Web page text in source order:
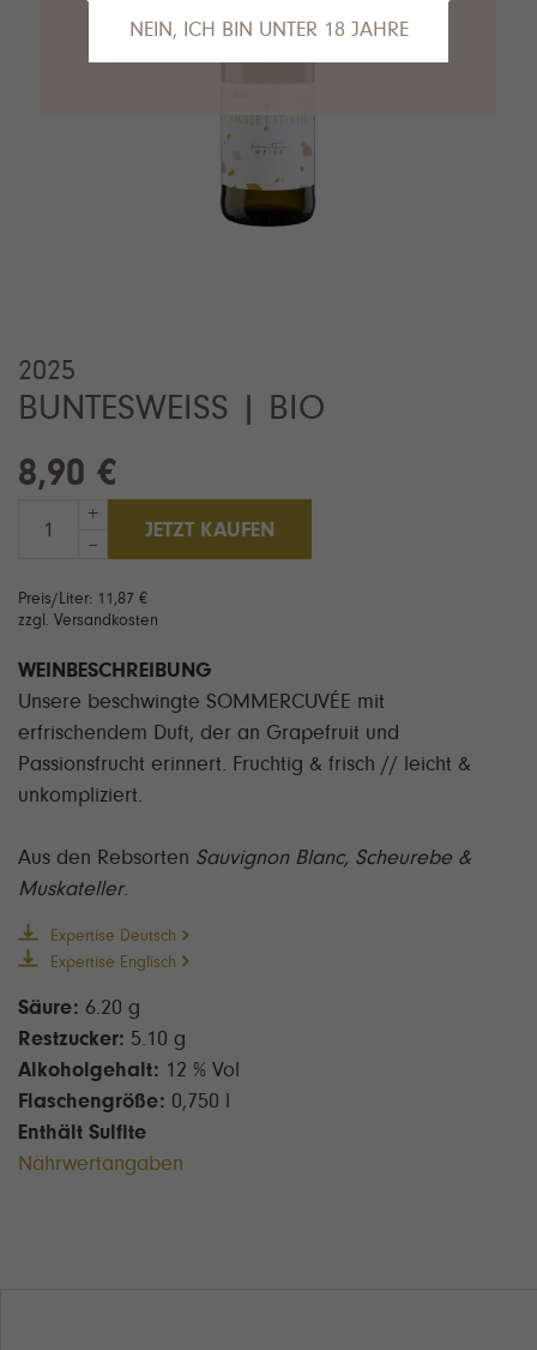
2025
BUNTESWEISS | BIO
8,90 €
+
–
JETZT KAUFEN
Preis/Liter: 11,87 €
zzgl. Versandkosten
WEINBESCHREIBUNG
Unsere beschwingte SOMMERCUVÉE mit
erfrischendem Duft, der an Grapefruit und
Passionsfrucht erinnert. Fruchtig & frisch // leicht &
unkompliziert.
Aus den Rebsorten Sauvignon Blanc, Scheurebe &
Muskateller.
Expertise Deutsch
Expertise Englisch
Säure: 6.20 g
Restzucker: 5.10 g
Alkoholgehalt: 12 % Vol
Flaschengröße: 0,750 l
Enthält Sulfite
Nährwertangaben
NEIN, ICH BIN UNTER 18 JAHRE
Gerne empfehlen wir unseren VDP.Partner
an dieser Stelle.